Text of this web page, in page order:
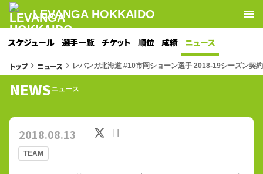
LEVANGA HOKKAIDO
スケジュール 選手一覧 チケット 順位 成績 ニュース
トップkeyboard_arrow_right ニュース keyboard_arrow_right レバンガ北海道 #10市岡ショーン選手 2018-19シーズン契
NEWSニュース
TEAM
2018.08.13